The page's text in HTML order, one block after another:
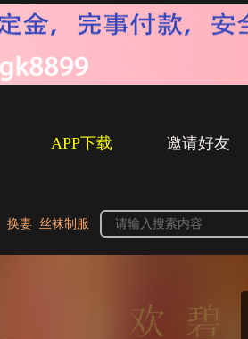
邀请好友
APP下载
换妻 丝袜制服